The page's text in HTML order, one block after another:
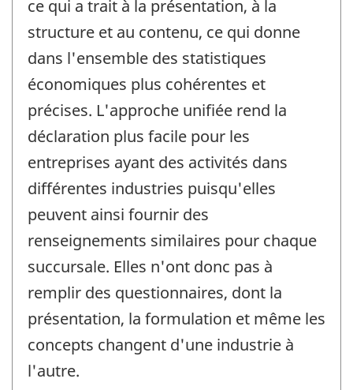
ce qui a trait à la présentation, à la
structure et au contenu, ce qui donne
dans l'ensemble des statistiques
économiques plus cohérentes et
précises. L'approche unifiée rend la
déclaration plus facile pour les
entreprises ayant des activités dans
différentes industries puisqu'elles
peuvent ainsi fournir des
renseignements similaires pour chaque
succursale. Elles n'ont donc pas à
remplir des questionnaires, dont la
présentation, la formulation et même les
concepts changent d'une industrie à
l'autre.